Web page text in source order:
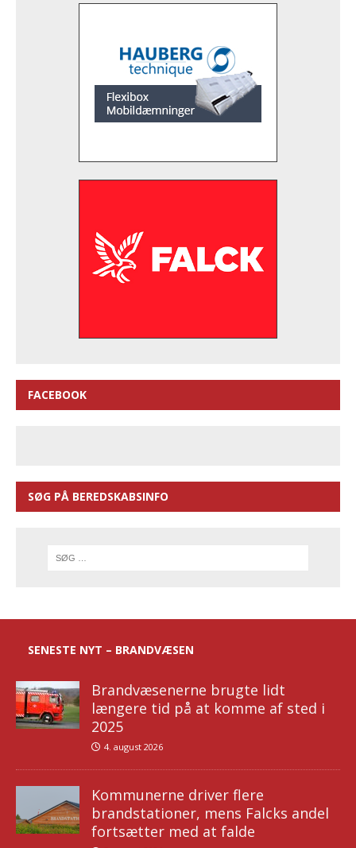
FACEBOOK
SØG PÅ BEREDSKABSINFO
SENESTE NYT – BRANDVÆSEN
Brandvæsenerne brugte lidt
længere tid på at komme af sted i
2025
4. august 2026
Kommunerne driver flere
brandstationer, mens Falcks andel
fortsætter med at falde